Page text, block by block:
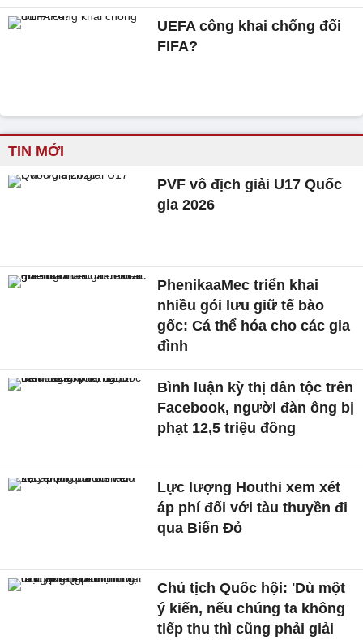
UEFA công khai chống đối
FIFA?
TIN MỚI
PVF vô địch giải U17 Quốc
gia 2026
PhenikaaMec triển khai
nhiều gói lưu giữ tế bào
gốc: Cá thể hóa cho các gia
đình
Bình luận kỳ thị dân tộc trên
Facebook, người đàn ông bị
phạt 12,5 triệu đồng
Lực lượng Houthi xem xét
áp phí đối với tàu thuyền đi
qua Biển Đỏ
Chủ tịch Quốc hội: 'Dù một
ý kiến, nếu chúng ta không
tiếp thu thì cũng phải giải